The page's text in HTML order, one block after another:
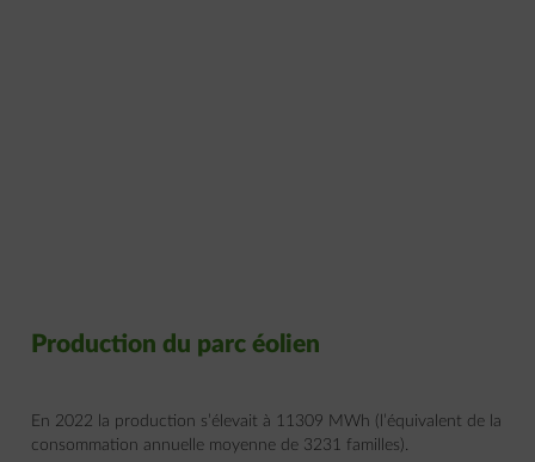
Production du parc éolien
En 2022 la production s’élevait à 11309 MWh (l’équivalent de la
consommation annuelle moyenne de 3231 familles).